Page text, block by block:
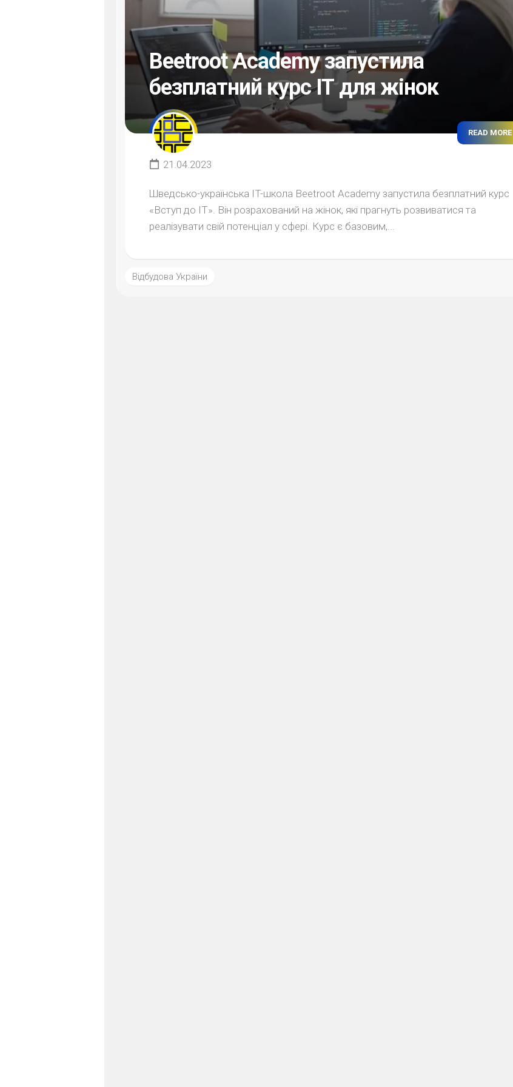
Beetroot Academy запустила
безплатний курс ІТ для жінок
READ MORE
21.04.2023
Шведсько-українська IT-школа Beetroot Academy запустила безплатний курс
«Вступ до ІТ». Він розрахований на жінок, які прагнуть розвиватися та
реалізувати свій потенціал у сфері. Курс є базовим,...
Відбудова України